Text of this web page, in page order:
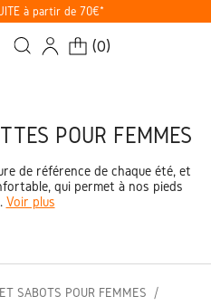
à partir de 70€*
(0)
POUR FEMMES
de référence de chaque été, et
qui permet à nos pieds
Voir plus
SABOTS POUR FEMMES